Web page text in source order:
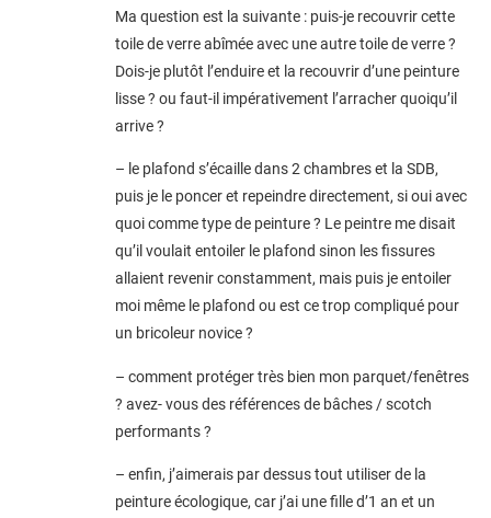
Ma question est la suivante : puis-je recouvrir cette
toile de verre abîmée avec une autre toile de verre ?
Dois-je plutôt l’enduire et la recouvrir d’une peinture
lisse ? ou faut-il impérativement l’arracher quoiqu’il
arrive ?
– le plafond s’écaille dans 2 chambres et la SDB,
puis je le poncer et repeindre directement, si oui avec
quoi comme type de peinture ? Le peintre me disait
qu’il voulait entoiler le plafond sinon les fissures
allaient revenir constamment, mais puis je entoiler
moi même le plafond ou est ce trop compliqué pour
un bricoleur novice ?
– comment protéger très bien mon parquet/fenêtres
? avez- vous des références de bâches / scotch
performants ?
– enfin, j’aimerais par dessus tout utiliser de la
peinture écologique, car j’ai une fille d’1 an et un